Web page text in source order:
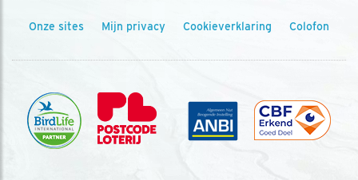
Onze sites Mijn privacy Cookieverklaring Colofon